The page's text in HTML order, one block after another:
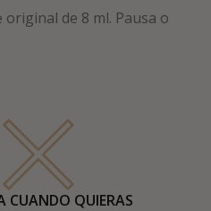
de 8 ml. Pausa o
CUANDO QUIERAS